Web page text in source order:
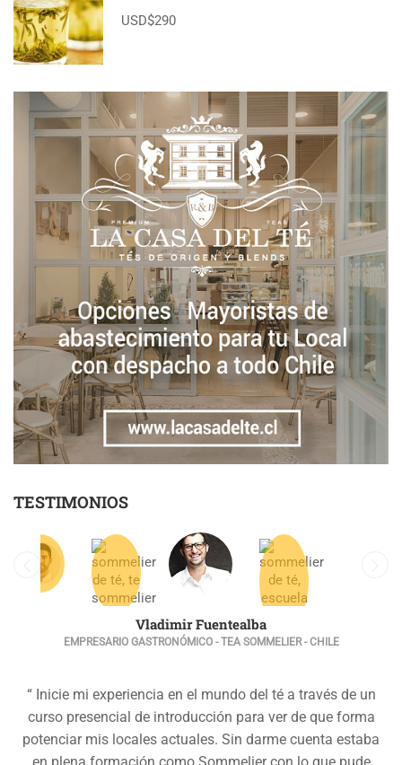
USD$290
TESTIMONIOS
Vladimir Fuentealba
EMPRESARIO GASTRONÓMICO - TEA SOMMELIER - CHILE
“ Inicie mi experiencia en el mundo del té a través de un
curso presencial de introducción para ver de que forma
potenciar mis locales actuales. Sin darme cuenta estaba
en plena formación como Sommelier con lo que pude